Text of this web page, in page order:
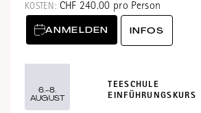
KOSTEN: CHF 240.00 pro Person
ANMELDEN INFOS
6.-8.
AUGUST
TEESCHULE
EINFÜHRUNGSKURS